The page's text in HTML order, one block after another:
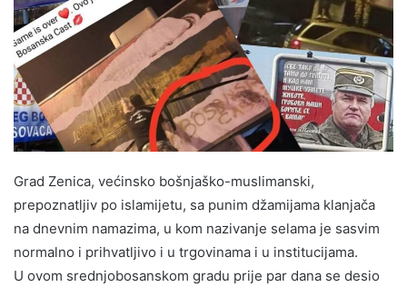
Grad Zenica, većinsko bošnjaško-muslimanski,
prepoznatljiv po islamijetu, sa punim džamijama klanjača
na dnevnim namazima, u kom nazivanje selama je sasvim
normalno i prihvatljivo i u trgovinama i u institucijama.
U ovom srednjobosanskom gradu prije par dana se desio